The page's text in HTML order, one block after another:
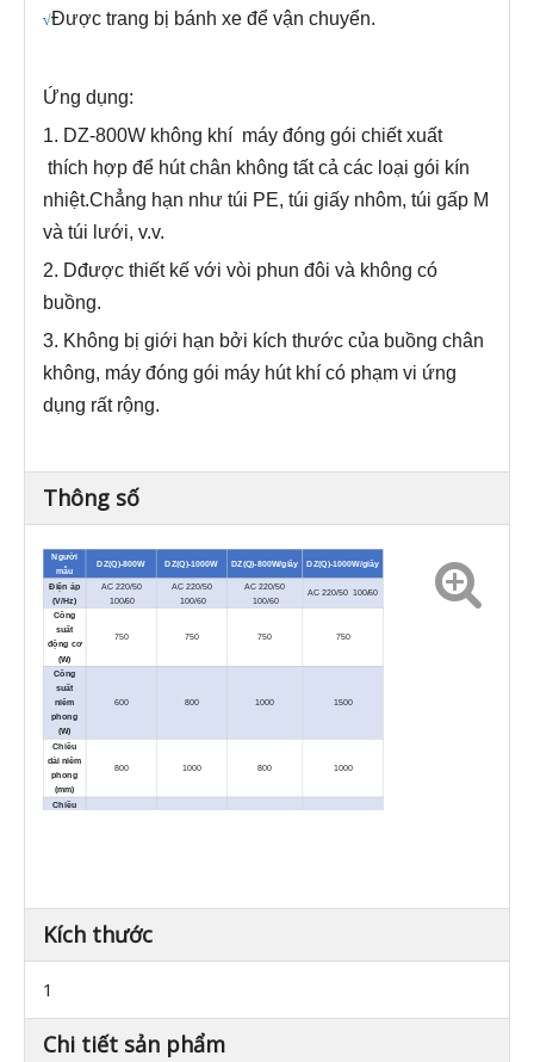
√Được trang bị bánh xe để vận chuyển.
Ứng dụng:
1. DZ-800W không khí máy đóng gói chiết xuất
thích hợp để hút chân không tất cả các loại gói kín
nhiệt.Chẳng hạn như túi PE, túi giấy nhôm, túi gấp M
và túi lưới, v.v.
2. Dđược thiết kế với vòi phun đôi và không có
buồng.
3. Không bị giới hạn bởi kích thước của buồng chân
không, máy đóng gói máy hút khí có phạm vi ứng
dụng rất rộng.
Thông số
Người
mẫu
DZ(Q)-800W DZ(Q)-1000W DZ(Q)-800W/giây DZ(Q)-1000W/giây
Điện áp
(V/Hz)
AC 220/50
100/60
AC 220/50
100/60
AC 220/50
100/60
AC 220/50 100/60
Công
suất
động cơ
(W)
750 750 750 750
Công
suất
niêm
phong
(W)
600 800 1000 1500
Chiều
dài niêm
phong
(mm)
800 1000 800 1000
Chiều
không
Kích
Kích thước
1
Chi tiết sản phẩm